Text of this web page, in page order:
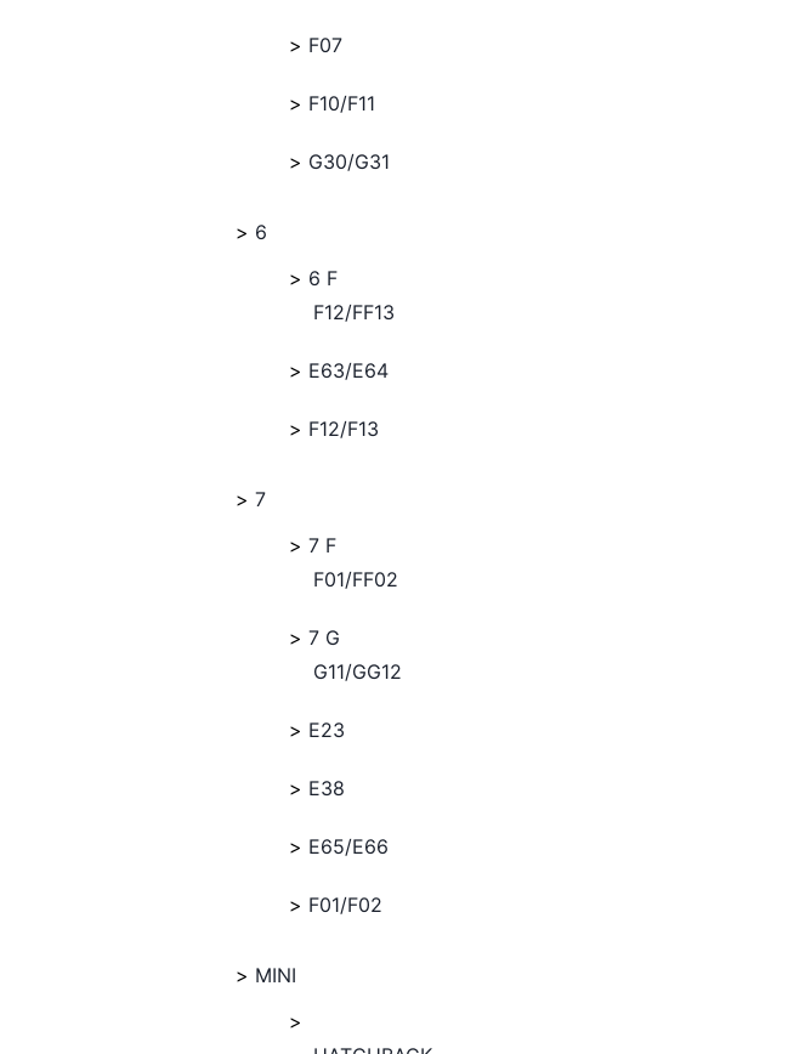
F07
F10/F11
G30/G31
6
6 F
F12/FF13
E63/E64
F12/F13
7
7 F
F01/FF02
7 G
G11/GG12
E23
E38
E65/E66
F01/F02
MINI